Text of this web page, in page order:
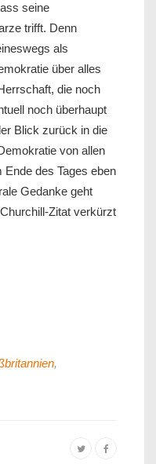
seine
trifft. Denn
als
über alles
die noch
noch überhaupt
Blick zurück in die
von allen
des Tages eben
Gedanke geht
Zitat verkürzt
,